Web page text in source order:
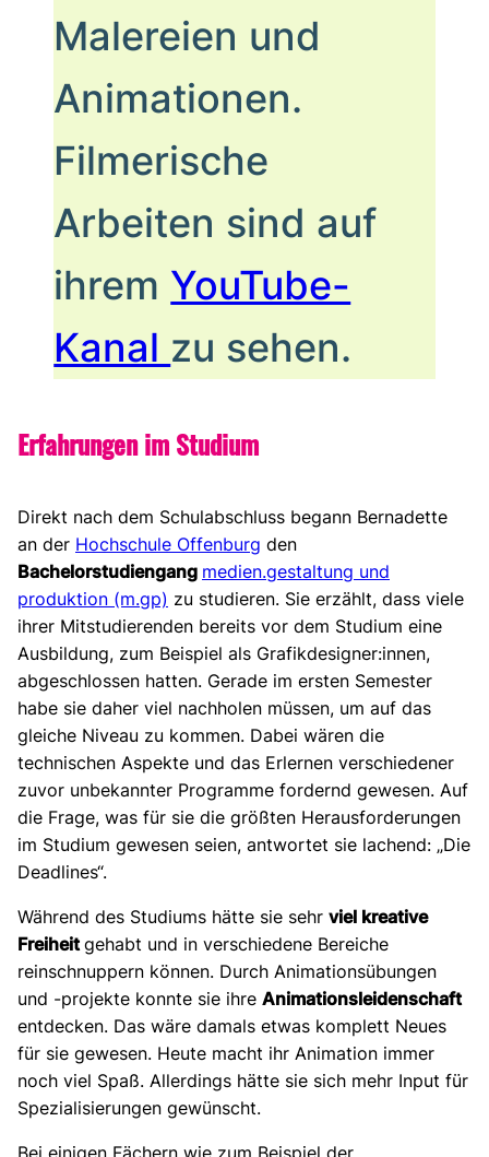
Malereien und
Animationen.
Filmerische
Arbeiten sind auf
ihrem YouTube-
Kanal zu sehen.
Erfahrungen im Studium
Direkt nach dem Schulabschluss begann Bernadette
an der Hochschule Offenburg den
Bachelorstudiengang medien.gestaltung und
produktion (m.gp) zu studieren. Sie erzählt, dass viele
ihrer Mitstudierenden bereits vor dem Studium eine
Ausbildung, zum Beispiel als Grafikdesigner:innen,
abgeschlossen hatten. Gerade im ersten Semester
habe sie daher viel nachholen müssen, um auf das
gleiche Niveau zu kommen. Dabei wären die
technischen Aspekte und das Erlernen verschiedener
zuvor unbekannter Programme fordernd gewesen. Auf
die Frage, was für sie die größten Herausforderungen
im Studium gewesen seien, antwortet sie lachend: „Die
Deadlines“.
Während des Studiums hätte sie sehr viel kreative
Freiheitgehabt und in verschiedene Bereiche
reinschnuppern können. Durch Animationsübungen
und -projekte konnte sie ihre Animationsleidenschaft
entdecken. Das wäre damals etwas komplett Neues
für sie gewesen. Heute macht ihr Animation immer
noch viel Spaß. Allerdings hätte sie sich mehr Input für
Spezialisierungen gewünscht.